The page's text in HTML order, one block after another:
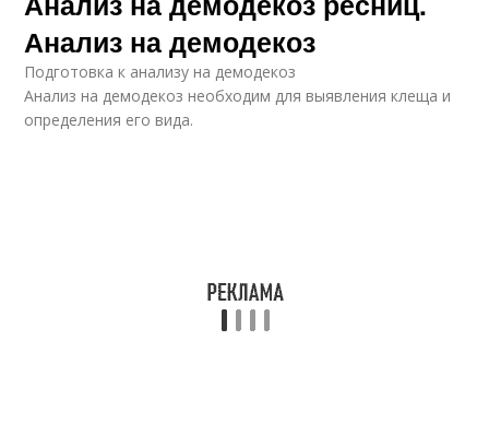
Анализы в том
клеща
Анализ на демодекоз
Подготовка к анализу на демодекоз
Анализ на демодекоз необходим для выявления клеща и
определения его вида.